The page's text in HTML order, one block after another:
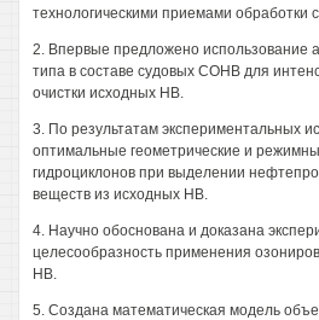
технологическими приемами обработки
2. Впервые предложено использование
типа в составе судовых СОНВ для
очистки исходных НВ.
3. По результатам экспериментальных
оптимальные геометрические и
гидроциклонов при выделении
веществ из исходных НВ.
4. Научно обоснована и доказана
целесообразность применения
НВ.
5. Создана математическая модель